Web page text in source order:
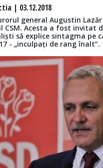
| 03.12.2018
general Augustin
CSM. Acesta a fost invitat
să explice sintagma pe
- „inculpați de rang înalt”.